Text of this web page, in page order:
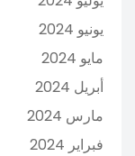
يونيو 2024
مايو 2024
أبريل 2024
مارس 2024
فبراير 2024